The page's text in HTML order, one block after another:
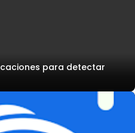
para detectar